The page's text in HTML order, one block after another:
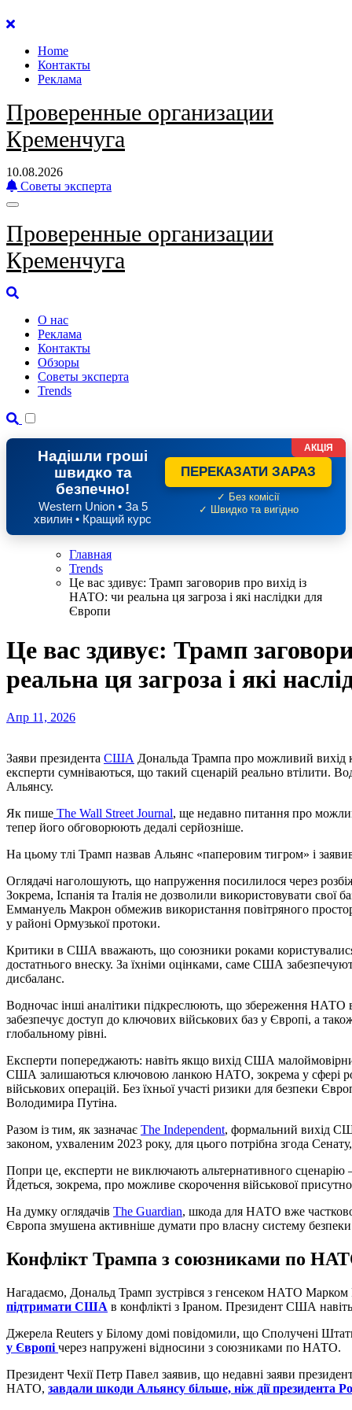
Перейти
содержанию
Home
Контакты
Реклама
Проверенные организации
Кременчуга
10.08.2026
Советы эксперта
Проверенные организации
Кременчуга
О нас
Реклама
Контакты
Обзоры
Советы эксперта
Trends
Надішли гроші
швидко та
безпечно!
Western Union • За 5
хвилин • Кращий курс
ПЕРЕКАЗАТИ ЗАРАЗ
✓ Без комісії
✓ Швидко та вигідно
АКЦІЯ
Главная
Trends
Це вас здивує: Трамп заговорив про вихід із
НАТО: чи реальна ця загроза і які наслідки для
Європи
Це вас здивує: Трамп
реальна ця загроза і які
Апр 11, 2026
Заяви президента США Дональда Трампа про можливий
експерти сумніваються, що такий сценарій реально втілити.
Альянсу.
Як пише The Wall Street Journal, ще недавно питання про
тепер його обговорюють дедалі серйозніше.
На цьому тлі Трамп назвав Альянс «паперовим тигром» і
Оглядачі наголошують, що напруження посилилося через
Зокрема, Іспанія та Італія не дозволили використовувати свої
Еммануель Макрон обмежив використання повітряного
у районі Ормузької протоки.
Критики в США вважають, що союзники роками
достатнього внеску. За їхніми оцінками, саме США
дисбаланс.
Водночас інші аналітики підкреслюють, що збереження НАТО
забезпечує доступ до ключових військових баз у Європі, а
глобальному рівні.
Експерти попереджають: навіть якщо вихід США
США залишаються ключовою ланкою НАТО, зокрема у сфері
військових операцій. Без їхньої участі ризики для безпеки
Володимира Путіна.
Разом із тим, як зазначає The Independent, формальний вихід
законом, ухваленим 2023 року, для цього потрібна згода
Попри це, експерти не виключають альтернативного
Йдеться, зокрема, про можливе скорочення військової
На думку оглядачів The Guardian, шкода для НАТО вже
Європа змушена активніше думати про власну систему
Конфлікт Трампа з союзниками по
Нагадаємо, Дональд Трамп зустрівся з генсеком НАТО Марком
підтримати США в конфлікті з Іраном. Президент США
Джерела Reuters у Білому домі повідомили, що Сполучені
у Європі через напружені відносини з союзниками по НАТО.
Президент Чехії Петр Павел заявив, що недавні заяви
НАТО, завдали шкоди Альянсу більше, ніж дії президента